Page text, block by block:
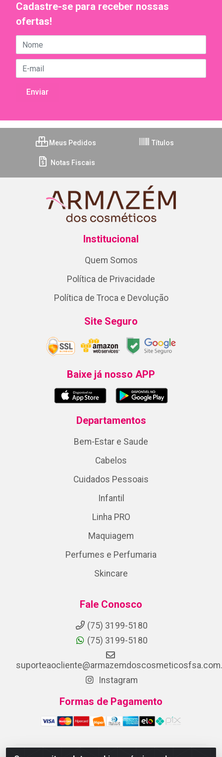
Cadastre-se para receber nossas
ofertas!
Meus Pedidos Títulos
Notas Fiscais
Institucional
Quem Somos
Política de Privacidade
Política de Troca e Devolução
Site Seguro
Baixe já nosso APP
Departamentos
Bem-Estar e Saude
Cabelos
Cuidados Pessoais
Infantil
Linha PRO
Maquiagem
Perfumes e Perfumaria
Skincare
Fale Conosco
(75) 3199-5180
(75) 3199-5180
Instagram
Formas de Pagamento